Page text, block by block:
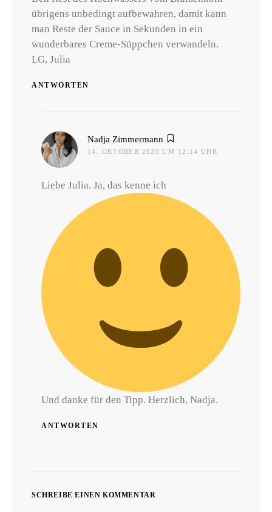
übrigens unbedingt aufbewahren, damit kann
man Reste der Sauce in Sekunden in ein
wunderbares Creme-Süppchen verwandeln.
LG, Julia
ANTWORTEN
Nadja Zimmermann
14. OKTOBER 2020 UM 12:14 UHR
Liebe Julia. Ja, das kenne ich
Und danke für den Tipp. Herzlich, Nadja.
ANTWORTEN
SCHREIBE EINEN KOMMENTAR